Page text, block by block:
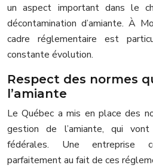
un aspect important dans le
décontamination d’amiante. À
cadre réglementaire est
constante évolution.
Respect des normes
l’amiante
Le Québec a mis en place des
gestion de l’amiante, qui
fédérales. Une entreprise
parfaitement au fait de ces